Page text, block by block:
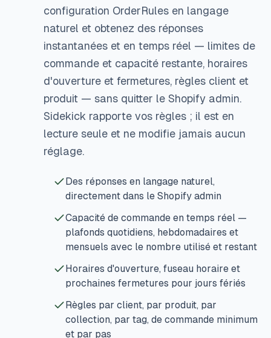
configuration OrderRules en langage
naturel et obtenez des réponses
instantanées et en temps réel — limites de
commande et capacité restante, horaires
d'ouverture et fermetures, règles client et
produit — sans quitter le Shopify admin.
Sidekick rapporte vos règles ; il est en
lecture seule et ne modifie jamais aucun
réglage.
Des réponses en langage naturel,
directement dans le Shopify admin
Capacité de commande en temps réel —
plafonds quotidiens, hebdomadaires et
mensuels avec le nombre utilisé et restant
Horaires d'ouverture, fuseau horaire et
prochaines fermetures pour jours fériés
Règles par client, par produit, par
collection, par tag, de commande minimum
et par pas